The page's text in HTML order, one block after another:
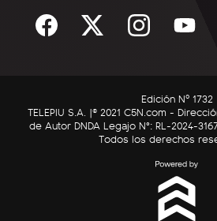
Sociedad
C5N Autos
RatingCero
Términos y condiciones
Edición Nº 1732
TELEPIU S.A. |© 2021 C5N.com -
de Autor DNDA Legajo N°: RL-2024-
Todos los derechos